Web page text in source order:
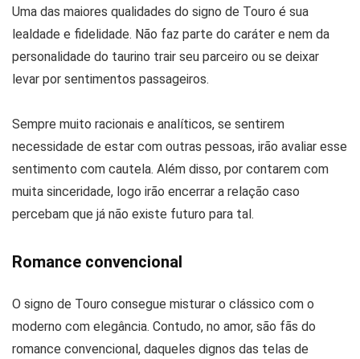
Uma das maiores qualidades do signo de Touro é sua
lealdade e fidelidade. Não faz parte do caráter e nem da
personalidade do taurino trair seu parceiro ou se deixar
levar por sentimentos passageiros.
Sempre muito racionais e analíticos, se sentirem
necessidade de estar com outras pessoas, irão avaliar esse
sentimento com cautela. Além disso, por contarem com
muita sinceridade, logo irão encerrar a relação caso
percebam que já não existe futuro para tal.
Romance convencional
O signo de Touro consegue misturar o clássico com o
moderno com elegância. Contudo, no amor, são fãs do
romance convencional, daqueles dignos das telas de